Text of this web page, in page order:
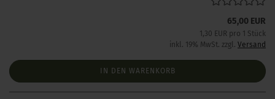
65,00 EUR
1,30 EUR pro 1 Stück
inkl. 19% MwSt. zzgl. Versand
IN DEN WARENKORB